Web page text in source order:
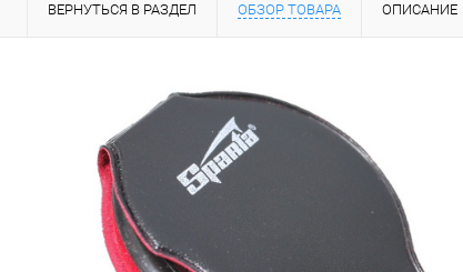
ВЕРНУТЬСЯ В РАЗДЕЛ ОБЗОР ТОВАРА ОПИСАНИЕ